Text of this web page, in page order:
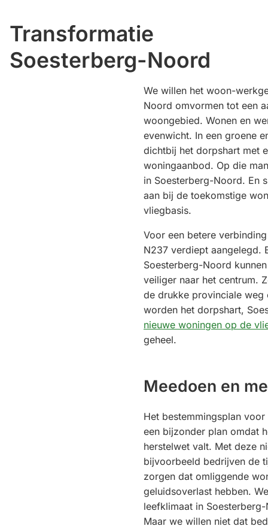
Transformatie
Soesterberg-Noord
We willen het woon-
Noord omvormen tot een
woongebied. Wonen en
evenwicht. In een groene
dichtbij het dorpshart met
woningaanbod. Op die
in Soesterberg-Noord. En
aan bij de toekomstige
vliegbasis.
Voor een betere
N237 verdiept aangelegd.
Soesterberg-Noord
veiliger naar het centrum.
de drukke provinciale weg
worden het dorpshart,
nieuwe woningen op de
geheel.
Meedoen en
Het bestemmingsplan
een bijzonder plan omdat
herstelwet valt. Met deze
bijvoorbeeld bedrijven de
zorgen dat omliggende
geluidsoverlast hebben.
leefklimaat in
Maar we willen niet dat